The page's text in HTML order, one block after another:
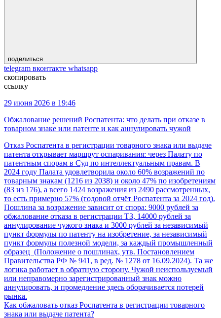
поделиться
telegram вконтакте whatsapp
скопировать
ссылку
29 июня 2026 в 19:46
Обжалование решений Роспатента: что делать при отказе в
товарном знаке или патенте и как аннулировать чужой
Отказ Роспатента в регистрации товарного знака или выдаче
патента открывает маршрут оспаривания: через Палату по
патентным спорам в Суд по интеллектуальным правам. В
2024 году Палата удовлетворила около 60% возражений по
товарным знакам (1216 из 2038) и около 47% по изобретениям
(83 из 176), а всего 1424 возражения из 2490 рассмотренных,
то есть примерно 57% (годовой отчёт Роспатента за 2024 год).
Пошлина за возражение зависит от спора: 9000 рублей за
обжалование отказа в регистрации ТЗ, 14000 рублей за
аннулирование чужого знака и 3000 рублей за независимый
пункт формулы по патенту на изобретение, за независимый
пункт формулы полезной модели, за каждый промышленный
образец (Положение о пошлинах, утв. Постановлением
Правительства РФ № 941, в ред. № 1278 от 16.09.2024). Та же
логика работает в обратную сторону. Чужой неиспользуемый
или неправомерно зарегистрированный знак можно
аннулировать, и промедление здесь оборачивается потерей
рынка.
Как обжаловать отказ Роспатента в регистрации товарного
знака или выдаче патента?